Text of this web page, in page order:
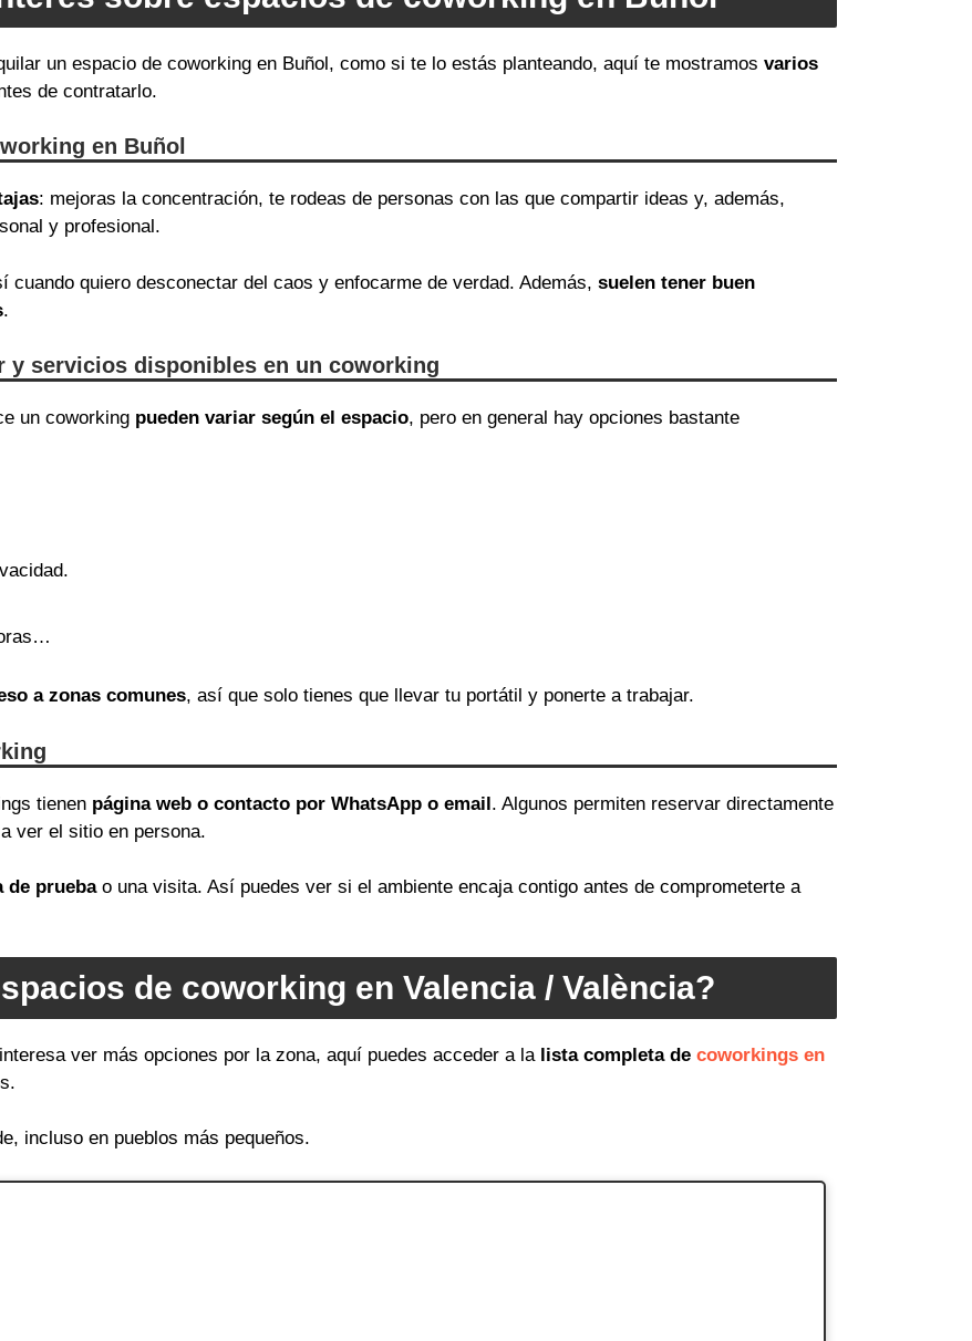
un espacio de coworking en Buñol, como si te lo estás planteando, aquí te mostramos varios
de contratarlo.
en Buñol
: mejoras la concentración, te rodeas de personas con las que compartir ideas y, además,
y profesional.
quiero desconectar del caos y enfocarme de verdad. Además, suelen tener buen
.
servicios disponibles en un coworking
un coworking pueden variar según el espacio, pero en general hay opciones bastante
a zonas comunes, así que solo tienes que llevar tu portátil y ponerte a trabajar.
tienen página web o contacto por WhatsApp o email. Algunos permiten reservar directamente
ver el sitio en persona.
de pruebao una visita. Así puedes ver si el ambiente encaja contigo antes de comprometerte a
de coworking en Valencia / València?
ver más opciones por la zona, aquí puedes acceder a la lista completa de coworkings en
incluso en pueblos más pequeños.